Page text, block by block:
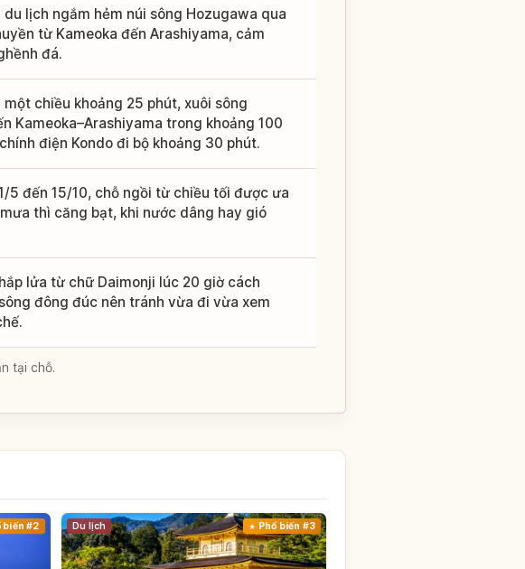
lịch ngắm hẻm núi sông Hozugawa qua
từ Kameoka đến Arashiyama, cảm
đá.
chiều khoảng 25 phút, xuôi sông
Kameoka–Arashiyama trong khoảng 100
điện Kondo đi bộ khoảng 30 phút.
5 đến 15/10, chỗ ngồi từ chiều tối được ưa
thì căng bạt, khi nước dâng hay gió
lửa từ chữ Daimonji lúc 20 giờ cách
đông đúc nên tránh vừa đi vừa xem
tại chỗ.
biến #2 Du lịch Phổ biến #3